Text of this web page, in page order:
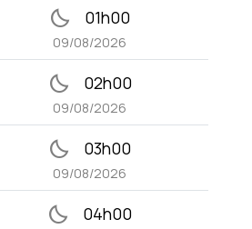
bedtime 01h00
09/08/2026
bedtime 02h00
09/08/2026
bedtime 03h00
09/08/2026
bedtime 04h00